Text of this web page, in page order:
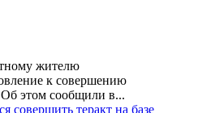
жителю
к совершению
Об этом сообщили в...